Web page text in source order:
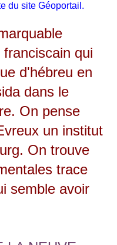
du site Géoportail.
qui
d'hébreu en
dans le
On pense
un institut
On trouve
trace
semble avoir